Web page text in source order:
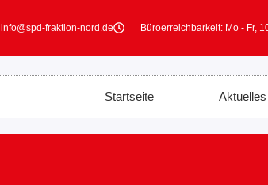
info@spd-fraktion-nord.de Büroerreichbarkeit: Mo - Fr,
Startseite Aktuelles